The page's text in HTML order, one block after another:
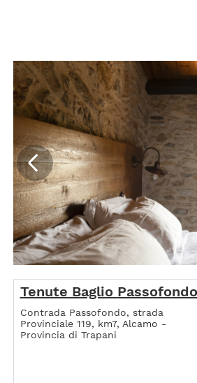
Tenute Baglio Passofondo
Contrada Passofondo, strada
Provinciale 119, km7, Alcamo -
Provincia di Trapani